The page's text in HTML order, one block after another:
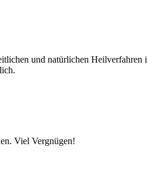
und natürlichen
Viel Vergnügen!